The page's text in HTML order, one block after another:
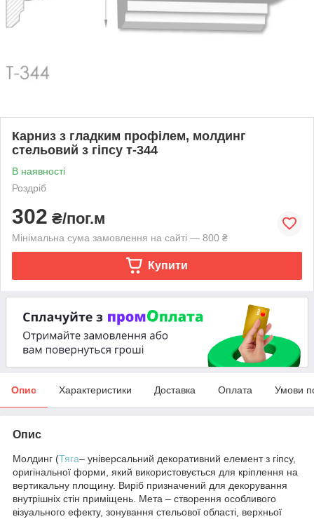
Карниз з гладким профілем, молдинг
стельовий з гіпсу т-344
В наявності
Роздріб
302 ₴/пог.м
Мінімальна сума замовлення на сайті — 800 ₴
Купити
Опис Характеристики Доставка Оплата Умови
Опис
Молдинг (Тяга– універсальний декоративний елемент з гіпсу,
оригінальної форми, який використовується для кріплення на
вертикальну площину. Виріб призначений для декорування
внутрішніх стін приміщень. Мета – створення особливого
візуального ефекту, зонування стельової області, верхньої